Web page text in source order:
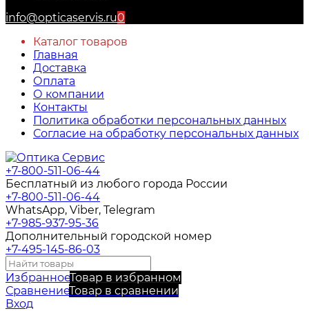
info@opticaservis.ru0
Каталог товаров
Главная
Доставка
Оплата
О компании
Контакты
Политика обработки персональных данных
Согласие на обработку персональных данных
+7-800-511-06-44
Бесплатный из любого города России
+7-800-511-06-44
WhatsApp, Viber, Telegram
+7-985-937-95-36
Дополнительный городской номер
+7-495-145-86-03
ИзбранноеТовар в избранном
СравнениеТовар в сравнении
Вход